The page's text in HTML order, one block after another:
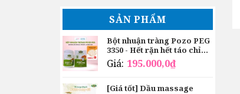
SẢN PHẨM
Bột nhuận tràng Pozo PEG
3350 - Hết rặn hết táo chỉ
sau 3 ngày
Giá: 195.000,0₫
[Giá tốt] Dầu massage